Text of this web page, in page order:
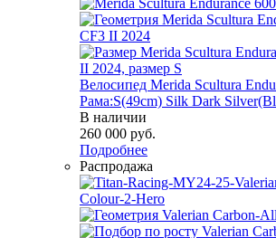
Велосипед Merida Scultura
Рама:S(49cm) Silk Dark
В наличии
260 000 руб.
Подробнее
Распродажа